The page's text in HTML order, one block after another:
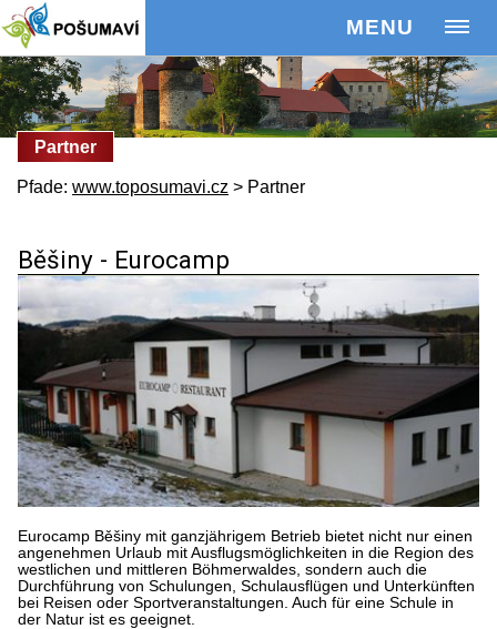
MENU
Partner
Pfade: www.toposumavi.cz > Partner
Běšiny - Eurocamp
Eurocamp Běšiny mit ganzjährigem Betrieb bietet nicht nur einen
angenehmen Urlaub mit Ausflugsmöglichkeiten in die Region des
westlichen und mittleren Böhmerwaldes, sondern auch die
Durchführung von Schulungen, Schulausflügen und Unterkünften
bei Reisen oder Sportveranstaltungen. Auch für eine Schule in
der Natur ist es geeignet.